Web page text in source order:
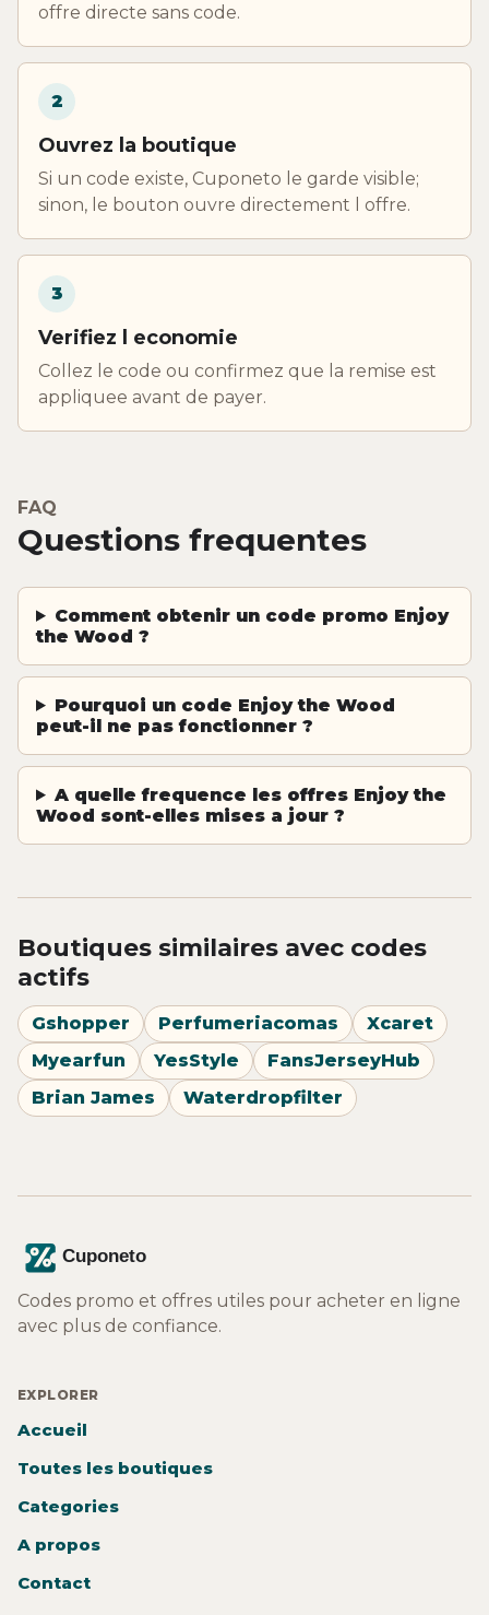
offre directe sans code.
2
Ouvrez la boutique
Si un code existe, Cuponeto le garde visible;
sinon, le bouton ouvre directement l offre.
3
Verifiez l economie
Collez le code ou confirmez que la remise est
appliquee avant de payer.
FAQ
Questions frequentes
Comment obtenir un code promo Enjoy
the Wood ?
Pourquoi un code Enjoy the Wood
peut-il ne pas fonctionner ?
A quelle frequence les offres Enjoy the
Wood sont-elles mises a jour ?
Boutiques similaires avec codes
actifs
Gshopper Perfumeriacomas
Xcaret
Myearfun
YesStyle
FansJerseyHub
Brian James
Waterdropfilter
Codes promo et offres utiles pour acheter en ligne
avec plus de confiance.
EXPLORER
Accueil
Toutes les boutiques
Categories
A propos
Contact